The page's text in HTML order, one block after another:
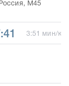
Россия, М45
3:51 мин/км